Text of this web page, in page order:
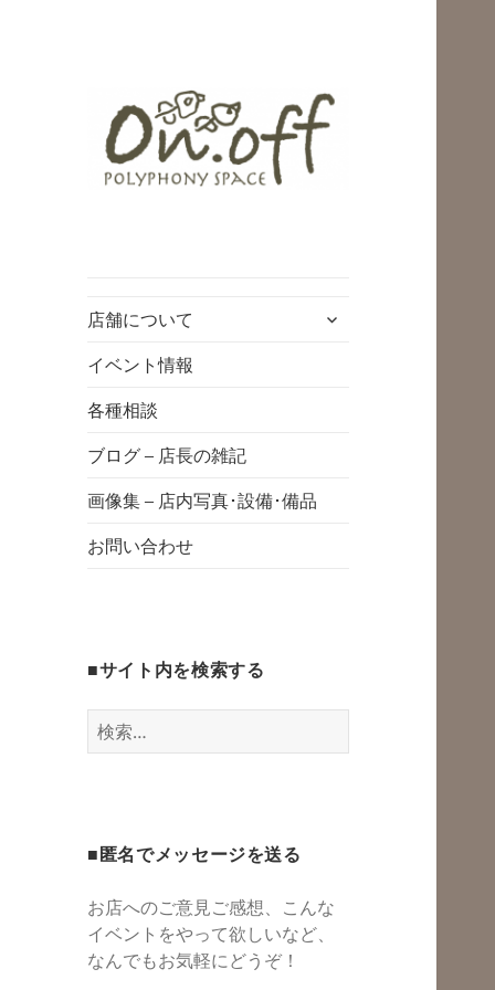
オフ | 子どもと一
緒にいながら自分
時間を*広島の託児
付きリフレッシュ
空間・コワーキン
グスペース・シェ
アスペース・レン
ュ*カフェのよう
にくつろぐ*親子イ
ベントも
店舗について
サ
展
開
イベント情報
各種相談
ブログ – 店長の雑記
画像集 – 店内写真･設備･備品
お問い合わせ
■サイト内を検索する
検
索:
■匿名でメッセージを送る
お店へのご意見ご感想、こんな
イベントをやって欲しいなど、
なんでもお気軽にどうぞ！